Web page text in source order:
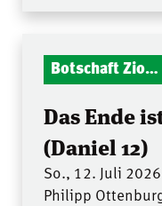
Botschaft Zionshalle
Das Ende
(Daniel 12)
So., 12. Juli 2026
Philipp